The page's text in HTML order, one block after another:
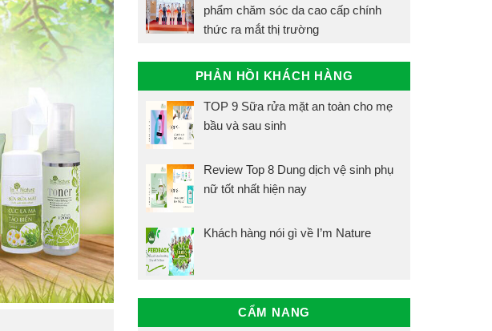
phẩm chăm sóc da cao cấp chính
thức ra mắt thị trường
PHẢN HỒI KHÁCH HÀNG
TOP 9 Sữa rửa mặt an toàn cho mẹ
bầu và sau sinh
Review Top 8 Dung dịch vệ sinh phụ
nữ tốt nhất hiện nay
Khách hàng nói gì về I’m Nature
CẨM NANG